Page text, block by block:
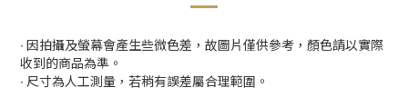
∙ 因拍攝及螢幕會產生些微色差，故圖片僅供參考，顏色請以實際
收到的商品為準。
∙ 尺寸為人工測量，若稍有誤差屬合理範圍。